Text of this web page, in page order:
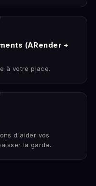
(ARender +
à votre place.
d'aider vos
la garde.